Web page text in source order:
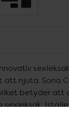
njuta. Sona
betyder att
sexleksak.